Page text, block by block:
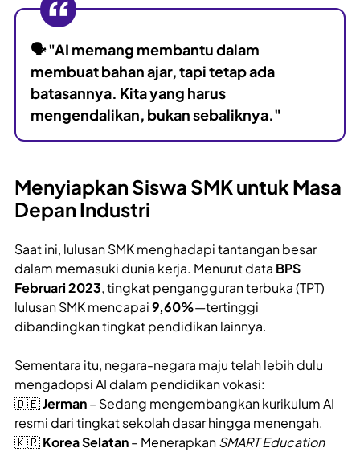
🗣"AI memang membantu dalam
membuat bahan ajar, tapi tetap ada
batasannya. Kita yang harus
mengendalikan, bukan sebaliknya."
Menyiapkan Siswa SMK untuk Masa
Depan Industri
Saat ini, lulusan SMK menghadapi tantangan besar
dalam memasuki dunia kerja. Menurut data BPS
Februari 2023, tingkat pengangguran terbuka (TPT)
lulusan SMK mencapai9,60%—tertinggi
dibandingkan tingkat pendidikan lainnya.
Sementara itu, negara-negara maju telah lebih dulu
mengadopsi AI dalam pendidikan vokasi:
🇩🇪Jerman– Sedang mengembangkan kurikulum AI
resmi dari tingkat sekolah dasar hingga menengah.
🇰🇷Korea Selatan– MenerapkanSMART Education